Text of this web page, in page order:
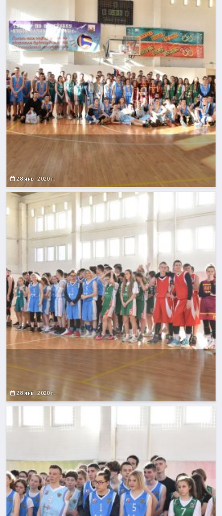
28 янв. 2020 г.
28 янв. 2020 г.